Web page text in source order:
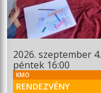
2026. szeptember 4.
péntek 16:00
KMO
RENDEZVÉNY